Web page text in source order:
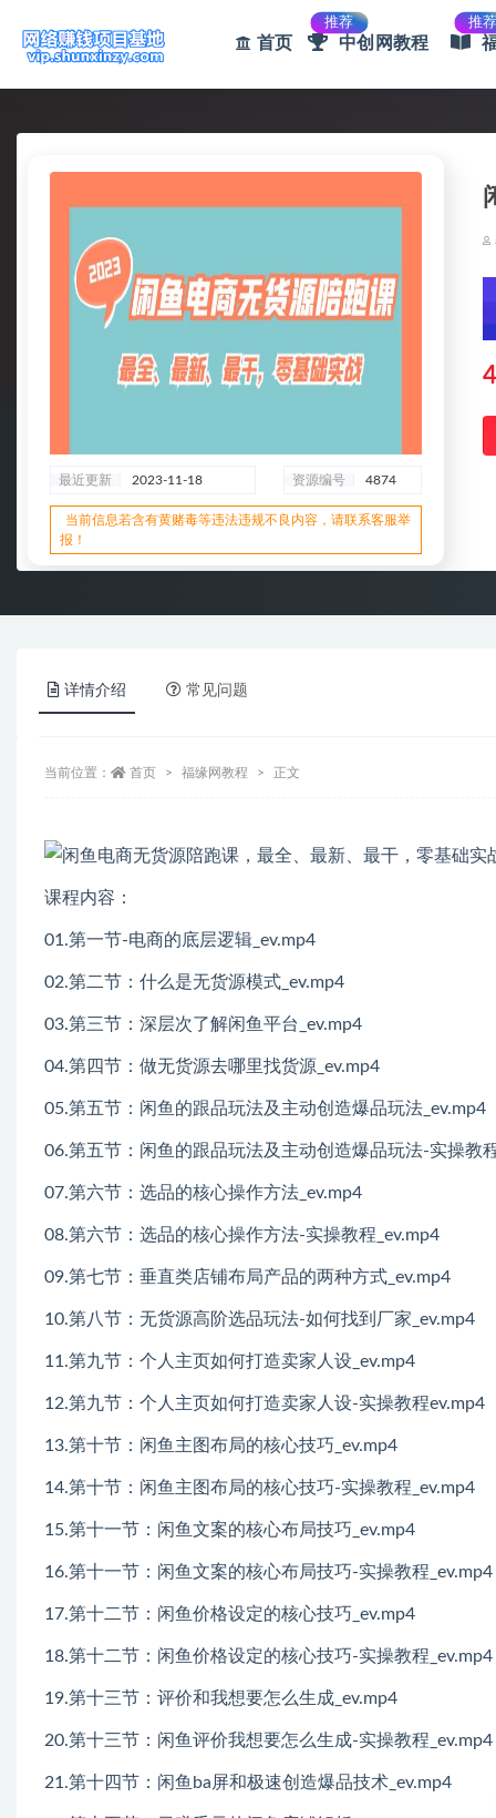
首页
推荐
中创网教程
推荐
最近更新 2023-11-18 资源编号 4874
当前信息若含有黄赌毒等违法违规不良内容，请联系客服举
报！
详情介绍 常见问题
当前位置： 首页 福缘网教程 正文
课程内容：
01.第一节-电商的底层逻辑_ev.mp4
02.第二节：什么是无货源模式_ev.mp4
03.第三节：深层次了解闲鱼平台_ev.mp4
04.第四节：做无货源去哪里找货源_ev.mp4
05.第五节：闲鱼的跟品玩法及主动创造爆品玩法_ev.mp4
06.第五节：闲鱼的跟品玩法及主动创造爆品玩法-实操教
07.第六节：选品的核心操作方法_ev.mp4
08.第六节：选品的核心操作方法-实操教程_ev.mp4
09.第七节：垂直类店铺布局产品的两种方式_ev.mp4
10.第八节：无货源高阶选品玩法-如何找到厂家_ev.mp4
11.第九节：个人主页如何打造卖家人设_ev.mp4
12.第九节：个人主页如何打造卖家人设-实操教程ev.mp4
13.第十节：闲鱼主图布局的核心技巧_ev.mp4
14.第十节：闲鱼主图布局的核心技巧-实操教程_ev.mp4
15.第十一节：闲鱼文案的核心布局技巧_ev.mp4
16.第十一节：闲鱼文案的核心布局技巧-实操教程_ev.mp4
17.第十二节：闲鱼价格设定的核心技巧_ev.mp4
18.第十二节：闲鱼价格设定的核心技巧-实操教程_ev.mp4
19.第十三节：评价和我想要怎么生成_ev.mp4
20.第十三节：闲鱼评价我想要怎么生成-实操教程_ev.mp4
21.第十四节：闲鱼ba屏和极速创造爆品技术_ev.mp4